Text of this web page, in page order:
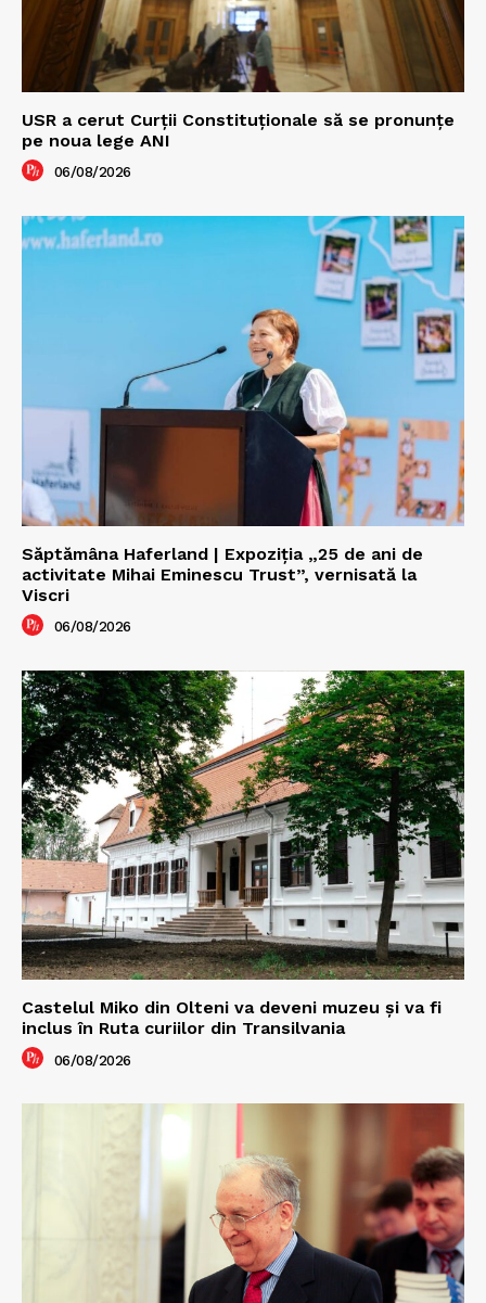
USR a cerut Curții Constituționale să se pronunțe
pe noua lege ANI
06/08/2026
Săptămâna Haferland | Expoziţia „25 de ani de
activitate Mihai Eminescu Trust”, vernisată la
Viscri
06/08/2026
Castelul Miko din Olteni va deveni muzeu şi va fi
inclus în Ruta curiilor din Transilvania
06/08/2026